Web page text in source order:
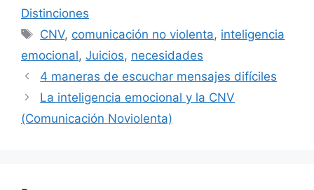
Distinciones
Etiquetas
CNV, comunicación no violenta, inteligencia
emocional, Juicios, necesidades
4 maneras de escuchar mensajes difíciles
La inteligencia emocional y la CNV
(Comunicación Noviolenta)